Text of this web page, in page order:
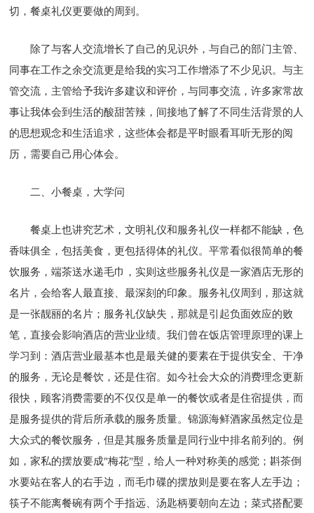
切，餐桌礼仪更要做的周到。
除了与客人交流增长了自己的见识外，与自己的部门主管、
同事在工作之余交流更是给我的实习工作增添了不少见识。与主
管交流，主管给予我许多建议和评价，与同事交流，许多家常故
事让我体会到生活的酸甜苦辣，间接地了解了不同生活背景的人
的思想观念和生活追求，这些体会都是平时眼看耳听无形的阅
历，需要自己用心体会。
二、小餐桌，大学问
餐桌上也讲究艺术，文明礼仪和服务礼仪一样都不能缺，色
香味俱全，包括美食，更包括得体的礼仪。平常看似很简单的餐
饮服务，端茶送水递毛巾，实则这些服务礼仪是一家酒店无形的
名片，会给客人最直接、最深刻的印象。服务礼仪周到，那这就
是一张靓丽的名片；服务礼仪缺失，那就是引起负面效应的败
笔，直接会影响酒店的营业业绩。我们曾在饭店管理原理的课上
学习到：酒店营业最基本也是最关健的要素在于提供安全、干净
的服务，无论是餐饮，还是住宿。如今社会大众的消费理念更新
很快，顾客消费需要的不仅仅是单一的餐饮或者是住宿提供，而
是服务提供的背后所承载的服务质量。锦源海鲜酒家虽然定位是
大众式的餐饮服务，但是其服务质量是同行业中排名前列的。例
如，家私的摆放要成"梅花"型，给人一种对称美的感觉；斟茶倒
水要站在客人的右手边，而毛巾碟的摆放则是要在客人左手边；
筷子不能离餐碗有两个手指远、汤匙柄要朝向左边；菜式搭配要